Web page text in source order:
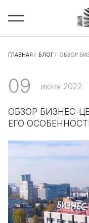
ГЛАВНАЯ / БЛОГ / ОБЗОР
09 июня 2022
ОБЗОР БИЗНЕС-
ЕГО